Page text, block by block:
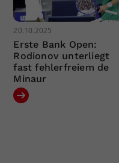
20.10.2025
Erste Bank Open:
Rodionov unterliegt
fast fehlerfreiem de
Minaur